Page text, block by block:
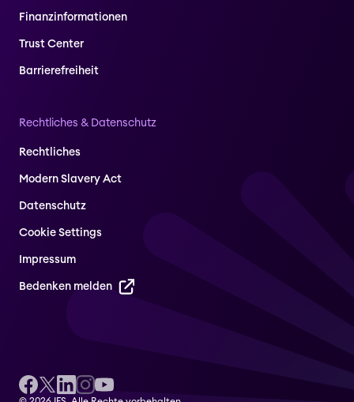
Finanzinformationen
Trust Center
Barrierefreiheit
Rechtliches & Datenschutz
Rechtliches
Modern Slavery Act
Datenschutz
Cookie Settings
Impressum
Bedenken melden